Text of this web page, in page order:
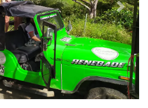
Next